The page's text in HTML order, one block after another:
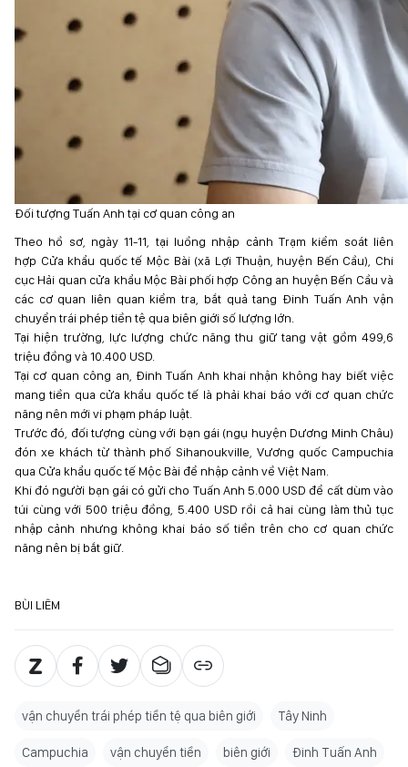
Đối tượng Tuấn Anh tại cơ quan công an
Theo hồ sơ, ngày 11-11, tại luồng nhập cảnh Trạm kiểm soát liên
hợp Cửa khẩu quốc tế Mộc Bài (xã Lợi Thuận, huyện Bến Cầu), Chi
cục Hải quan cửa khẩu Mộc Bài phối hợp Công an huyện Bến Cầu và
các cơ quan liên quan kiểm tra, bắt quả tang Đinh Tuấn Anh vận
chuyển trái phép tiền tệ qua biên giới số lượng lớn.
Tại hiện trường, lực lượng chức năng thu giữ tang vật gồm 499,6
triệu đồng và 10.400 USD.
Tại cơ quan công an, Đinh Tuấn Anh khai nhận không hay biết việc
mang tiền qua cửa khẩu quốc tế là phải khai báo với cơ quan chức
năng nên mới vi phạm pháp luật.
Trước đó, đối tượng cùng với bạn gái (ngụ huyện Dương Minh Châu)
đón xe khách từ thành phố Sihanoukville, Vương quốc Campuchia
qua Cửa khẩu quốc tế Mộc Bài để nhập cảnh về Việt Nam.
Khi đó người bạn gái có gửi cho Tuấn Anh 5.000 USD để cất dùm vào
túi cùng với 500 triệu đồng, 5.400 USD rồi cả hai cùng làm thủ tục
nhập cảnh nhưng không khai báo số tiền trên cho cơ quan chức
năng nên bị bắt giữ.
BÙI LIÊM
vận chuyển trái phép tiền tệ qua biên giới Tây Ninh
Campuchia vận chuyển tiền biên giới Đinh Tuấn Anh